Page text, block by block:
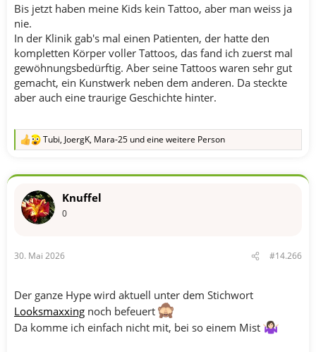
Bis jetzt haben meine Kids kein Tattoo, aber man weiss ja
nie.
In der Klinik gab's mal einen Patienten, der hatte den
kompletten Körper voller Tattoos, das fand ich zuerst mal
gewöhnungsbedürftig. Aber seine Tattoos waren sehr gut
gemacht, ein Kunstwerk neben dem anderen. Da steckte
aber auch eine traurige Geschichte hinter.
R
k
o
:
Tubi, JoergK, Mara-25 und eine weitere Person
Knuffel
0
30. Mai 2026 #14.266
Der ganze Hype wird aktuell unter dem Stichwort
Looksmaxxing noch befeuert
Da komme ich einfach nicht mit, bei so einem Mist